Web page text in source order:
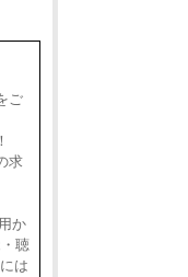
ご
求
か
聴
は